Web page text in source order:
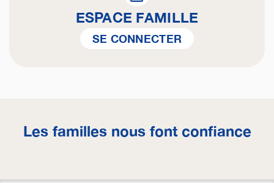
ESPACE FAMILLE
SE CONNECTER
Les familles nous font confiance